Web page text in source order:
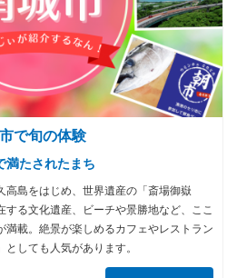
で旬の体験
満たされたまち
高島をはじめ、世界遺産の「斎場御嶽
する文化遺産、ビーチや景勝地など、ここ
満載。絶景が楽しめるカフェやレストラン
しても人気があります。